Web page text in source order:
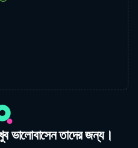
ভালোবাসেন তাদের জন্য।